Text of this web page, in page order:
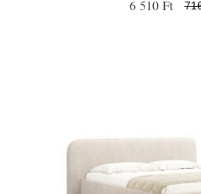
6 510 Ft